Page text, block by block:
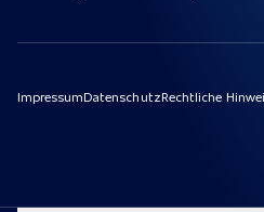
ImpressumDatenschutzRechtliche